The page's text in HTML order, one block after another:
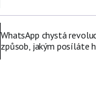
WhatsApp chystá
způsob, jakým posíláte